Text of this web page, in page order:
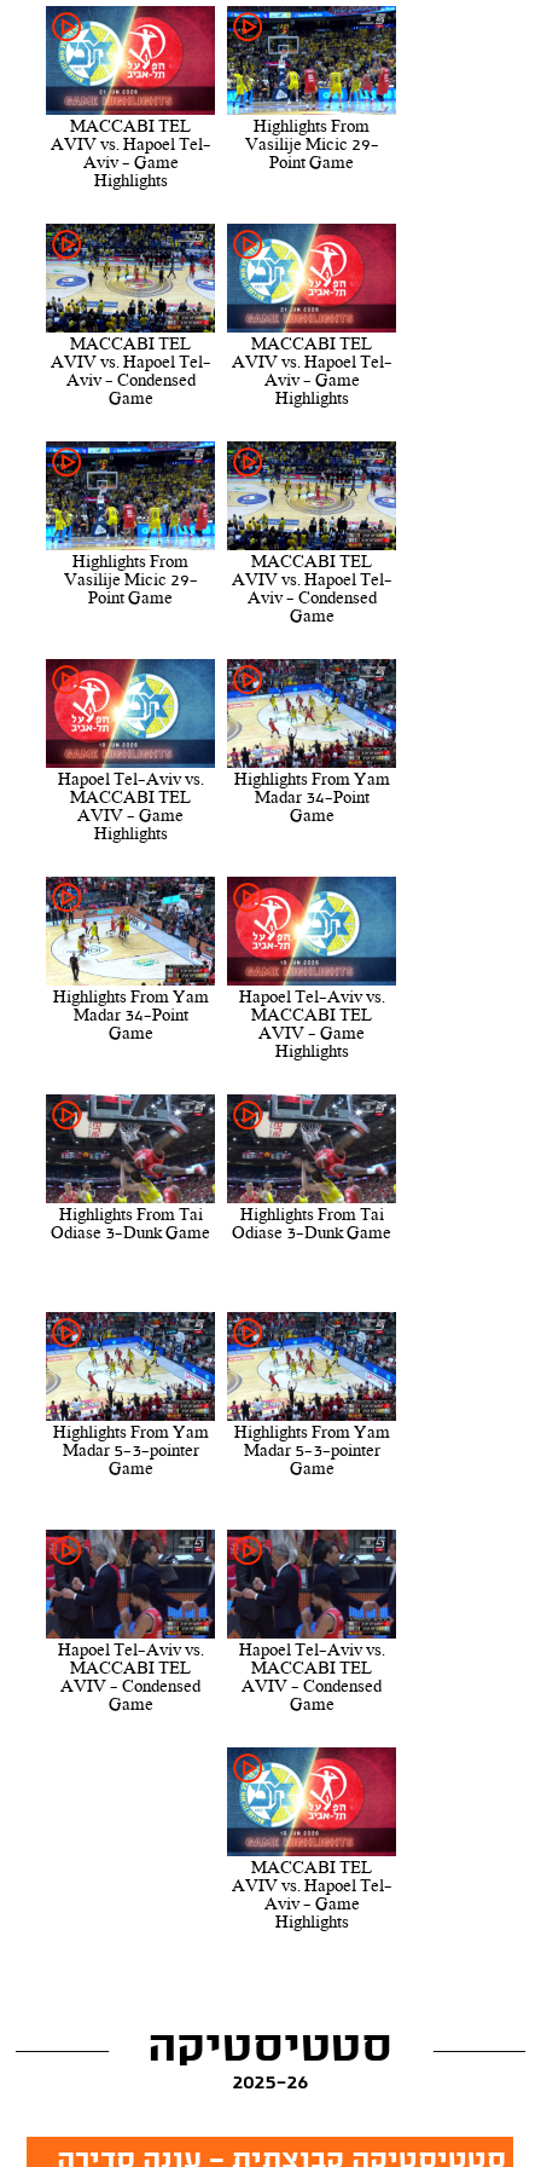
Highlights From
Vasilije Micic 29-
Point Game
MACCABI TEL
AVIV vs. Hapoel Tel-
Aviv - Game
Highlights
MACCABI TEL
AVIV vs. Hapoel Tel-
Aviv - Game
Highlights
MACCABI TEL
AVIV vs. Hapoel Tel-
Aviv - Condensed
Game
MACCABI TEL
AVIV vs. Hapoel Tel-
Aviv - Condensed
Game
Highlights From
Vasilije Micic 29-
Point Game
Highlights From Yam
Madar 34-Point
Game
Hapoel Tel-Aviv vs.
MACCABI TEL
AVIV - Game
Highlights
Hapoel Tel-Aviv vs.
MACCABI TEL
AVIV - Game
Highlights
Highlights From Yam
Madar 34-Point
Game
Highlights From Tai
Odiase 3-Dunk Game
Highlights From Tai
Odiase 3-Dunk Game
Highlights From Yam
Madar 5-3-pointer
Game
Highlights From Yam
Madar 5-3-pointer
Game
Hapoel Tel-Aviv vs.
MACCABI TEL
AVIV - Condensed
Game
Hapoel Tel-Aviv vs.
MACCABI TEL
AVIV - Condensed
Game
MACCABI TEL
AVIV vs. Hapoel Tel-
Aviv - Game
Highlights
סטטיסטיקה
2025-26